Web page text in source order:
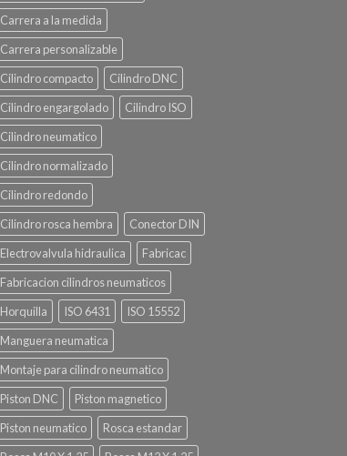
Carrera a la medida
Carrera personalizable
Cilindro compacto
Cilindro DNC
Cilindro engargolado
Cilindro ISO
Cilindro neumatico
Cilindro normalizado
Cilindro redondo
Cilindro rosca hembra
Conector DIN
Electrovalvula hidraulica
Fabricac
Fabricacion cilindros neumaticos
Horquilla
ISO 6431
ISO 15552
Manguera neumatica
Montaje para cilindro neumatico
Piston DNC
Piston magnetico
Piston neumatico
Rosca estandar